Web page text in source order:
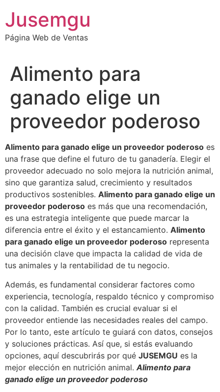
contenido
Jusemgu
Página Web de Ventas
Alimento para
ganado elige un
proveedor poderoso
Alimento para ganado elige un proveedor poderoso es
una frase que define el futuro de tu ganadería. Elegir el
proveedor adecuado no solo mejora la nutrición animal,
sino que garantiza salud, crecimiento y resultados
productivos sostenibles. Alimento para ganado elige un
proveedor poderoso es más que una recomendación,
es una estrategia inteligente que puede marcar la
diferencia entre el éxito y el estancamiento. Alimento
para ganado elige un proveedor poderoso representa
una decisión clave que impacta la calidad de vida de
tus animales y la rentabilidad de tu negocio.
Además, es fundamental considerar factores como
experiencia, tecnología, respaldo técnico y compromiso
con la calidad. También es crucial evaluar si el
proveedor entiende las necesidades reales del campo.
Por lo tanto, este artículo te guiará con datos, consejos
y soluciones prácticas. Así que, si estás evaluando
opciones, aquí descubrirás por qué JUSEMGU es la
mejor elección en nutrición animal. Alimento para
ganado elige un proveedor poderoso